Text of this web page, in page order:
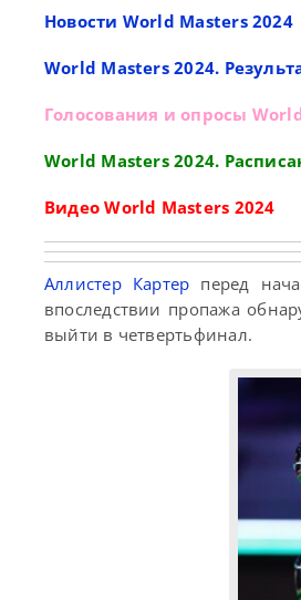
Новости World Masters 2024
World Masters 2024.
Голосования и опросы
World Masters 2024.
Видео World Masters 2024
Аллистер Картер перед
впоследствии пропажа
выйти в четвертьфинал.